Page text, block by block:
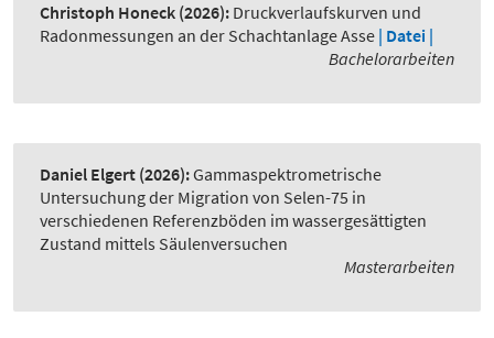
Christoph Honeck (2026): Druckverlaufskurven und
Radonmessungen an der Schachtanlage Asse | Datei |
Bachelorarbeiten
Daniel Elgert (2026):Gammaspektrometrische
Untersuchung der Migration von Selen-75 in
verschiedenen Referenzböden im wassergesättigten
Zustand mittels Säulenversuchen
Masterarbeiten